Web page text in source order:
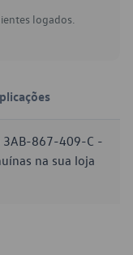
logados.
3AB-867-409-C -
na sua loja